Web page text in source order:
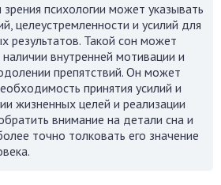
психологии может указывать
целеустремленности и усилий для
результатов. Такой сон может
внутренней мотивации и
препятствий. Он может
принятия усилий и
жизненных целей и реализации
внимание на детали сна и
точно толковать его значение